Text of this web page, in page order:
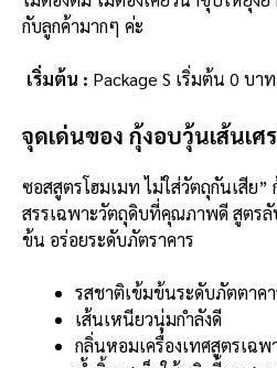
กับลูกค้ามากๆ ค่ะ
เริ่มต้น : Package S เริ่มต้น 0 บาท
จุดเด่นของ กุ้งอบวุ้นเส้นเศ
ซอสสูตรโฮมเมท ไม่ใส่วัตถุกันเสีย”
สรรเฉพาะวัตถุดิบที่คุณภาพดี สูตรลั
ข้น อร่อยระดับภัตราคาร
รสชาติเข้มข้นระดับภัตตาค
เส้นเหนียวนุ่มกำลังดี
กลิ่นหอมเครื่องเทศสูตรเฉพ